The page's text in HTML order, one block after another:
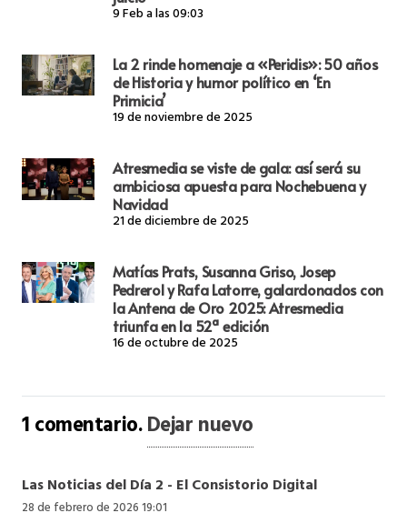
9 Feb a las 09:03
La 2 rinde homenaje a «Peridis»: 50 años
de Historia y humor político en ‘En
Primicia’
19 de noviembre de 2025
Atresmedia se viste de gala: así será su
ambiciosa apuesta para Nochebuena y
Navidad
21 de diciembre de 2025
Matías Prats, Susanna Griso, Josep
Pedrerol y Rafa Latorre, galardonados con
la Antena de Oro 2025: Atresmedia
triunfa en la 52ª edición
16 de octubre de 2025
1comentario.Dejar nuevo
Las Noticias del Día 2 - El Consistorio Digital